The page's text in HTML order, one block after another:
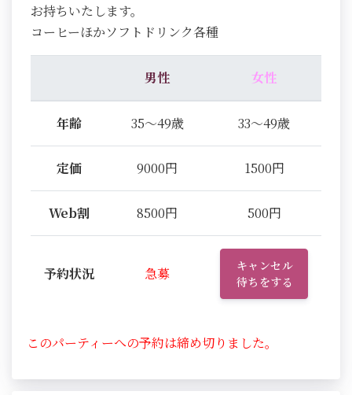
お持ちいたします。
コーヒーほかソフトドリンク各種
男性 女性
年齢 35～49歳 33～49歳
定価 9000円 1500円
Web割 8500円 500円
予約状況 急募
キャンセル
待ちをする
このパーティーへの予約は締め切りました。